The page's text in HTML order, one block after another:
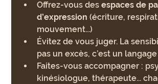
Offrez-vous des espaces de
d’expression (écriture,
mouvement...)
Évitez de vous juger. La
pas un excès, c’est un langage
Faites-vous accompagner :
kinésiologue, thérapeute...